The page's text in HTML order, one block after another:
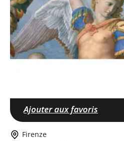
Ajouter aux favoris
Firenze